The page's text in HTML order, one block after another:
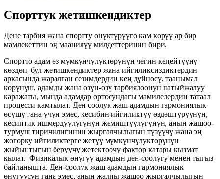
Спорттук жетишкендиктер
Дене тарбия жана спортту өнүктүрүүгө кам көрүү ар бир
мамлекеттин эң маанилүү милдеттеринин бири.
Спортто адам өз мүмкүнчүлүктөрүнүн чегин кеңейтүүнү
көздөп, бул жетишкендиктер жана ийгиликсиздиктердин
аркасында жаралган сезимдердин кең дүйнөсү, таанымал
көрүнүш, адамды жана өзүн-өзү тарбиялоонун натыйжалуу
каражаты, мында адамдар ортосундагы мамилелердин татаал
процесси камтылат. Ден соолук жаш адамдын гармониялык
өсүшү гана үчүн эмес, кесибин ийгиликтүү өздөштүрүүнүн,
кесиптик ишмердүүлүгүнүн жемиштүүлүгүнүн, анын жашоо-
турмуш тиричилигинин жыргалчылыгын түзүүчү жана эң
жогорку ийгиликтерге жетүү мүмкүнчүлуктөрүнүн
жыйынтыгын берүүчү жетектөөчү фактор катары кызмат
кылат. Физикалык өнүгүү адамдын ден-соолугу менен тыгыз
байланышта. Ден-соолук жаш адамдын гармониялык
өнүгүүсүн гана эмес, анын жалпы жашоо жыргалчылыгын